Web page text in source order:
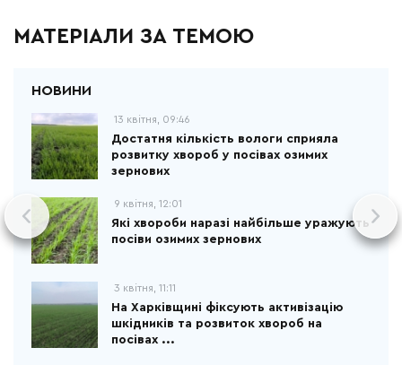
МАТЕРІАЛИ ЗА ТЕМОЮ
13 квітня, 09:46
Достатня кількість вологи сприяла
розвитку хвороб у посівах озимих
зернових
9 квітня, 12:01
Які хвороби наразі найбільше уражують
посіви озимих зернових
3 квітня, 11:11
На Харківщині фіксують активізацію
шкідників та розвиток хвороб на
посівах ...